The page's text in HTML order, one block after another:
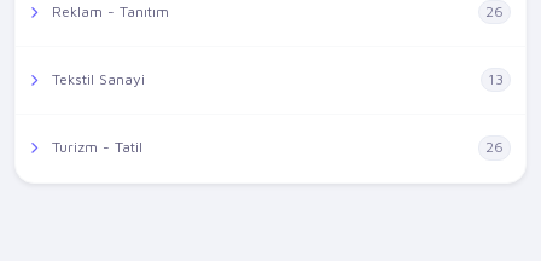
Reklam - Tanıtım 26
Tekstil Sanayi 13
Turizm - Tatil 26